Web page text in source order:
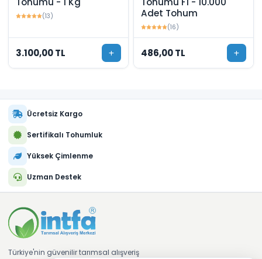
(13)
3.100,00 TL
Adet Tohum
(16)
486,00 TL
Ücretsiz Kargo
Sertifikalı Tohumluk
Yüksek Çimlenme
Uzman Destek
Türkiye'nin güvenilir tarımsal alışveriş